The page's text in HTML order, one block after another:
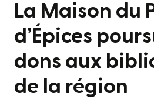
La Maison du
d’Épices
dons aux
de la région